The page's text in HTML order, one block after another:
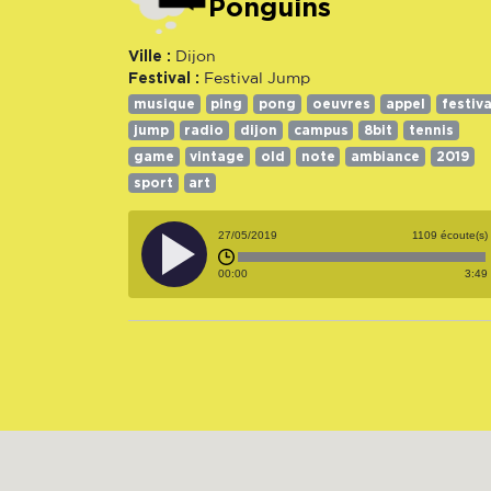
Ponguins
Ville : Dijon
Festival : Festival Jump
musique ping pong oeuvres appel
jump
radio dijon campus 8bit
tennis
game
vintage old note ambiance
2019
sport
art
27/05/2019 1109 écoute(s)
00:00 3:49